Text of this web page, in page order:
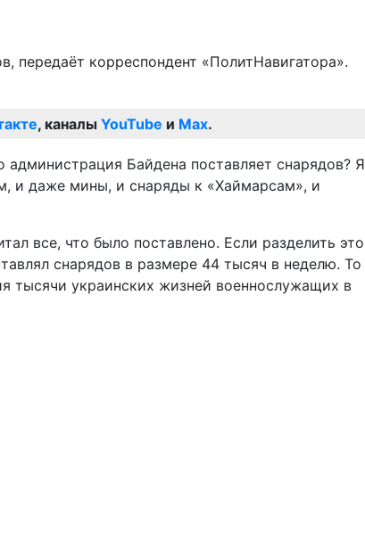
передаёт корреспондент «ПолитНавигатора».
, каналы YouTube и Max.
Байдена поставляет снарядов? Я
и даже мины, и снаряды к «Хаймарсам», и
все, что было поставлено. Если разделить это
снарядов в размере 44 тысяч в неделю. То
тысячи украинских жизней военнослужащих в